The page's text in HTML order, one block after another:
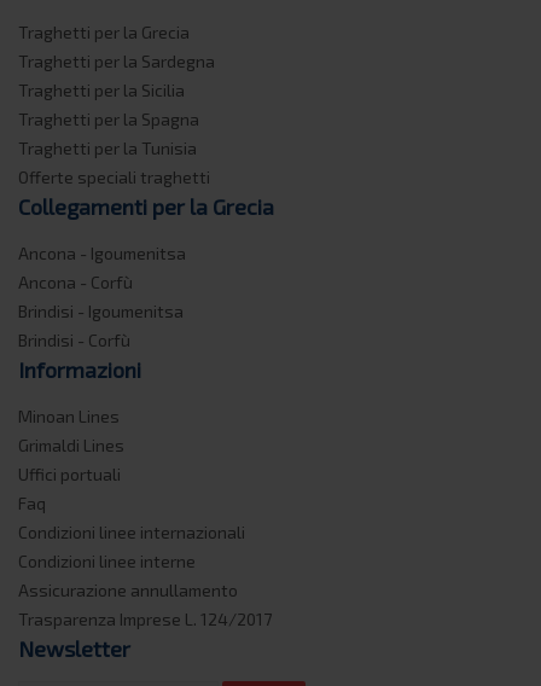
Traghetti per la Grecia
Traghetti per la Sardegna
Traghetti per la Sicilia
Traghetti per la Spagna
Traghetti per la Tunisia
Offerte speciali traghetti
Collegamenti per la Grecia
Ancona - Igoumenitsa
Ancona - Corfù
Brindisi - Igoumenitsa
Brindisi - Corfù
Informazioni
Minoan Lines
Grimaldi Lines
Uffici portuali
Faq
Condizioni linee internazionali
Condizioni linee interne
Assicurazione annullamento
Trasparenza Imprese L. 124/2017
Newsletter